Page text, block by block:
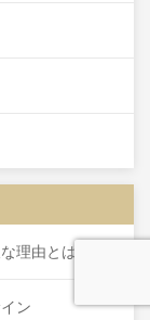
理由とは？
ン